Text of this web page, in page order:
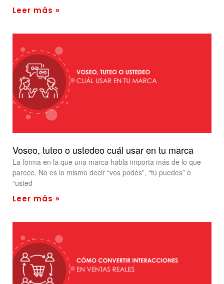
Leer más »
Voseo, tuteo o ustedeo cuál usar en tu marca
La forma en la que una marca habla importa más de lo que
parece. No es lo mismo decir “vos podés”, “tú puedes” o
“usted
Leer más »